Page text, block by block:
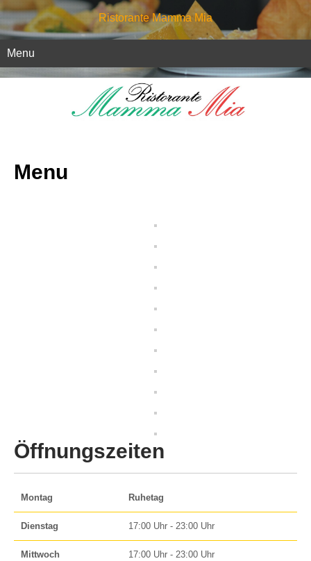
Ristorante Mamma Mia
Menu
Menu
Öffnungszeiten
Montag Ruhetag
Dienstag 17:00 Uhr - 23:00 Uhr
Mittwoch 17:00 Uhr - 23:00 Uhr